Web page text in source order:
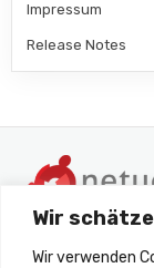
Wir
Wir verwenden
Impressum
Release Notes